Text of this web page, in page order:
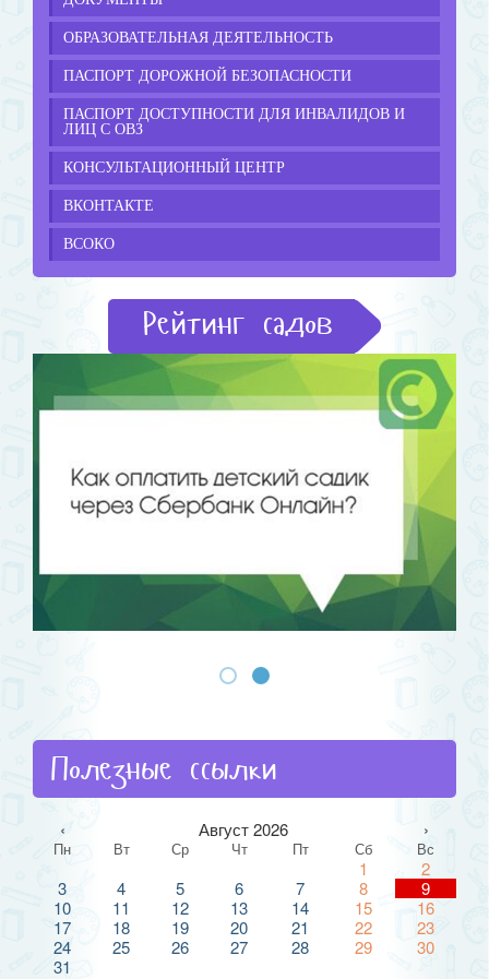
ОБРАЗОВАТЕЛЬНАЯ ДЕЯТЕЛЬНОСТЬ
ПАСПОРТ ДОРОЖНОЙ БЕЗОПАСНОСТИ
ПАСПОРТ ДОСТУПНОСТИ ДЛЯ ИНВАЛИДОВ И
ЛИЦ С ОВЗ
КОНСУЛЬТАЦИОННЫЙ ЦЕНТР
ВКОНТАКТЕ
ВСОКО
Рейтинг садов
Полезные ссылки
‹ Август 2026 ›
Пн Вт Ср Чт Пт Сб Вс
1
2
3
4 5 6 7 8
9
10
11 12 13 14 15
16
17
18 19 20 21 22
23
24
25 26 27 28 29
30
31